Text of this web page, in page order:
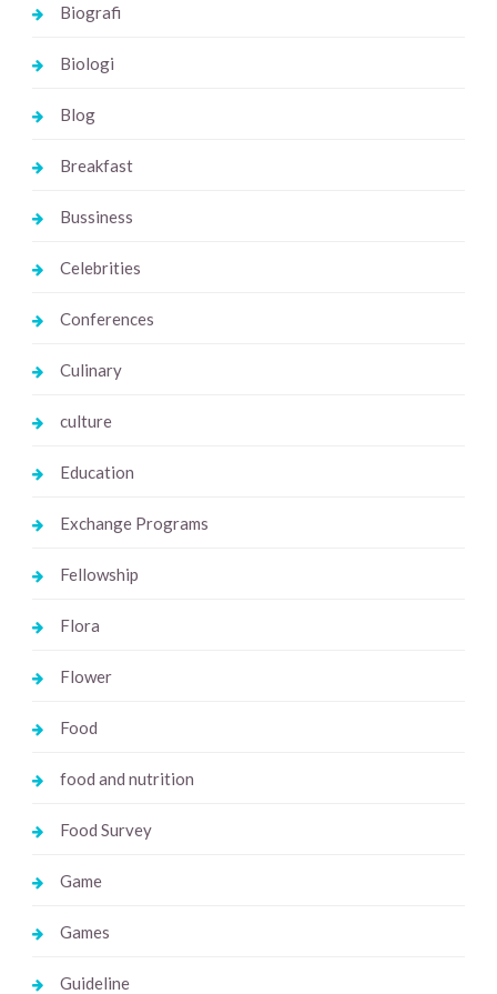
Biografi
Biologi
Blog
Breakfast
Bussiness
Celebrities
Conferences
Culinary
culture
Education
Exchange Programs
Fellowship
Flora
Flower
Food
food and nutrition
Food Survey
Game
Games
Guideline